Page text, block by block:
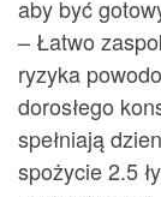
aby być
– Łatwo
ryzyka
dorosłego
spełniają
spożycie 2.5